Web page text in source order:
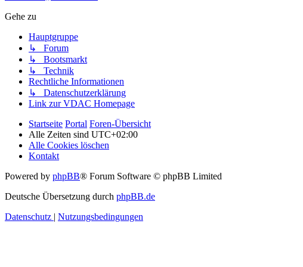
Gehe zu
Hauptgruppe
↳ Forum
↳ Bootsmarkt
↳ Technik
Rechtliche Informationen
↳ Datenschutzerklärung
Link zur VDAC Homepage
Startseite Portal Foren-Übersicht
Alle Zeiten sind UTC+02:00
Alle Cookies löschen
Kontakt
Powered by phpBB® Forum Software © phpBB Limited
Deutsche Übersetzung durch phpBB.de
Datenschutz | Nutzungsbedingungen